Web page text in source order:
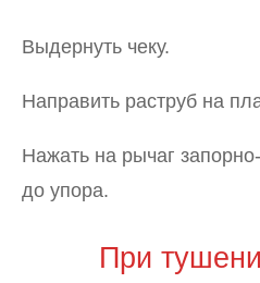
Выдернуть чеку.
Направить раструб на
Нажать на рычаг
до упора.
При